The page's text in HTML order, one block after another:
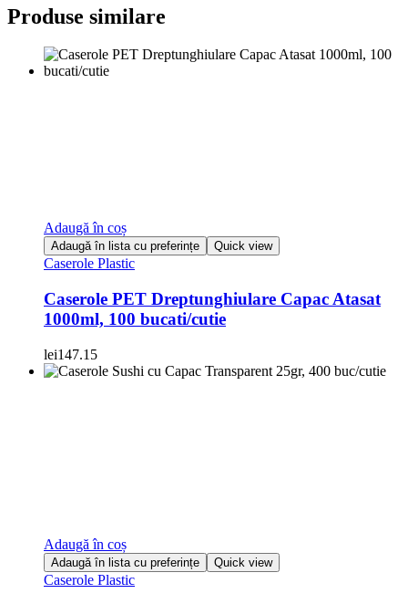
Produse similare
Adaugă în coș
Adaugă în lista cu preferințe Quick view
Caserole Plastic
Caserole PET Dreptunghiulare Capac Atasat
1000ml, 100 bucati/cutie
lei147.15
Adaugă în coș
Adaugă în lista cu preferințe Quick view
Caserole Plastic